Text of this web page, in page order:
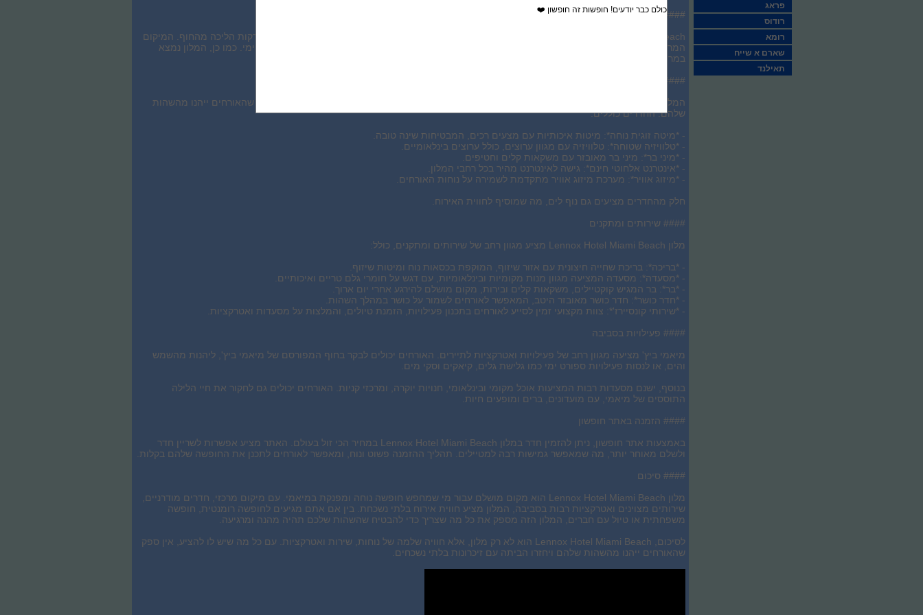
#### מיקום המלון
Lennox Hotel Miami Beach ממוקם ברחוב 1661 Collins Ave, Miami Beach, FL 33139, במרחק של כ-5 דקות הליכה מהחוף. המיקום
המרכזי שלו מאפשר גישה נוחה לאטרקציות רבות, כולל מסעדות, חנויות, חיי לילה תוססים, ופעילויות ספורט ימי. כמו כן, המלון נמצא
במרחק קצר מהאזור ההיסטורי של ארט דקו, שבו ניתן למצוא מבנים ייחודיים ומרהיבים.
#### חדרי המלון
המלון מציע מגוון רחב של חדרים וסוויטות, כולם מעוצבים בסגנון מודרני ומאובזרים בכל הנדרש כדי להבטיח שהאורחים ייהנו מהשהות
שלהם. החדרים כוללים:
- *מיטה זוגית נוחה*: מיטות איכותיות עם מצעים רכים, המבטיחות שינה טובה.
- *טלוויזיה שטוחה*: טלוויזיה עם מגוון ערוצים, כולל ערוצים בינלאומיים.
- *מיני בר*: מיני בר מאובזר עם משקאות קלים וחטיפים.
- *אינטרנט אלחוטי חינם*: גישה לאינטרנט מהיר בכל רחבי המלון.
- *מיזוג אוויר*: מערכת מיזוג אוויר מתקדמת לשמירה על נוחות האורחים.
חלק מהחדרים מציעים גם נוף לים, מה שמוסיף לחווית האירוח.
#### שירותים ומתקנים
מלון Lennox Hotel Miami Beach מציע מגוון רחב של שירותים ומתקנים, כולל:
- *בריכה*: בריכת שחייה חיצונית עם אזור שיזוף, המוקפת בכסאות נוח ומיטות שיזוף.
- *מסעדה*: מסעדה המציעה מגוון מנות מקומיות ובינלאומיות, עם דגש על חומרי גלם טריים ואיכותיים.
- *בר*: בר המגיש קוקטיילים, משקאות קלים ובירות, מקום מושלם להירגע אחרי יום ארוך.
- *חדר כושר*: חדר כושר מאובזר היטב, המאפשר לאורחים לשמור על כושר במהלך השהות.
- *שירותי קונסיירז'*: צוות מקצועי זמין לסייע לאורחים בתכנון פעילויות, הזמנת טיולים, והמלצות על מסעדות ואטרקציות.
#### פעילויות בסביבה
מיאמי ביץ' מציעה מגוון רחב של פעילויות ואטרקציות לתיירים. האורחים יכולים לבקר בחוף המפורסם של מיאמי ביץ', ליהנות מהשמש
והים, או לנסות פעילויות ספורט ימי כמו גלישת גלים, קיאקים וסקי מים.
בנוסף, ישנם מסעדות רבות המציעות אוכל מקומי ובינלאומי, חנויות יוקרה, ומרכזי קניות. האורחים יכולים גם לחקור את חיי הלילה
התוססים של מיאמי, עם מועדונים, ברים ומופעים חיות.
#### הזמנה באתר חופשון
באמצעות אתר חופשון, ניתן להזמין חדר במלון Lennox Hotel Miami Beach במחיר הכי זול בעולם. האתר מציע אפשרות לשריין חדר
ולשלם מאוחר יותר, מה שמאפשר גמישות רבה למטיילים. תהליך ההזמנה פשוט ונוח, ומאפשר לאורחים לתכנן את החופשה שלהם בקלות.
#### סיכום
מלון Lennox Hotel Miami Beach הוא מקום מושלם עבור מי שמחפש חופשה נוחה ומפנקת במיאמי. עם מיקום מרכזי, חדרים מודרניים,
שירותים מצוינים ואטרקציות רבות בסביבה, המלון מציע חווית אירוח בלתי נשכחת. בין אם אתם מגיעים לחופשה רומנטית, חופשה
משפחתית או טיול עם חברים, המלון הזה מספק את כל מה שצריך כדי להבטיח שהשהות שלכם תהיה מהנה ומרגיעה.
לסיכום, Lennox Hotel Miami Beach הוא לא רק מלון, אלא חוויה שלמה של נוחות, שירות ואטרקציות. עם כל מה שיש לו להציע, אין ספק
שהאורחים ייהנו מהשהות שלהם ויחזרו הביתה עם זיכרונות בלתי נשכחים.
פראג
רודוס
רומא
שארם א שייח
תאילנד
כולם כבר יודעים! חופשות זה חופשון ❤️